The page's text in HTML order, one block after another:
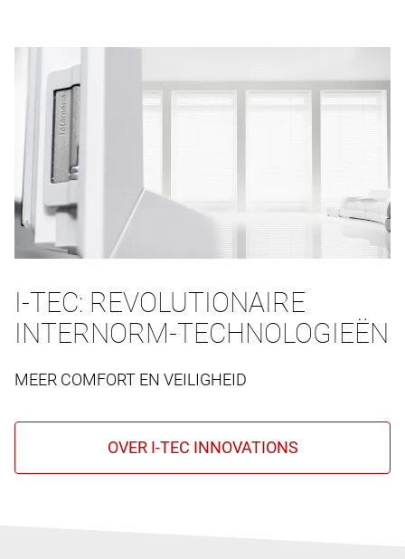
I-TEC: REVOLUTIONAIRE
INTERNORM-TECHNOLOGIEËN
MEER COMFORT EN VEILIGHEID